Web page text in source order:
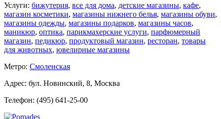
Услуги: бижутерия, все для дома, детские магазины, кафе,
магазин косметики, магазины нижнего белья, магазины обуви,
магазины одежды, магазины подарков, магазины часов,
маникюр, оптика, парикмахерские услуги, парфюмерный
магазин, педикюр, продуктовый магазин, ресторан, товары
для животных, ювелирные магазины
Метро: Смоленская
Адрес: бул. Новинский, 8, Москва
Телефон: (495) 641-25-00